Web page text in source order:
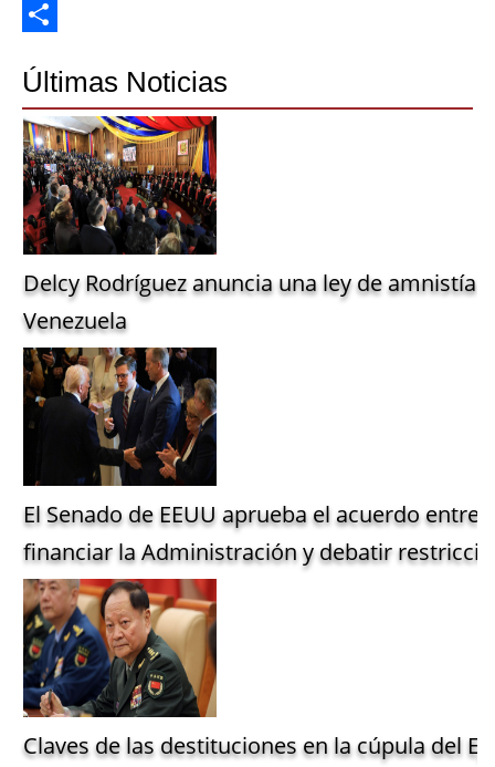
Twitter
Últimas Noticias
Delcy Rodríguez anuncia una ley de amnistía
Venezuela
El Senado de EEUU aprueba el acuerdo entre
financiar la Administración y debatir
Claves de las destituciones en la cúpula del